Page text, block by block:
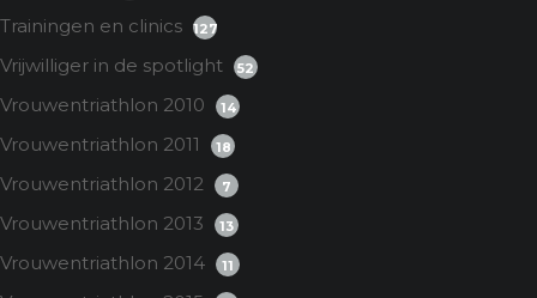
Trainingen en clinics 127
Vrijwilliger in de spotlight 52
Vrouwentriathlon 2010 14
Vrouwentriathlon 2011 18
Vrouwentriathlon 2012 7
Vrouwentriathlon 2013 13
Vrouwentriathlon 2014 11